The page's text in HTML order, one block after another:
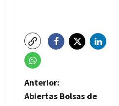
N
Anterior:
Abiertas Bolsas de